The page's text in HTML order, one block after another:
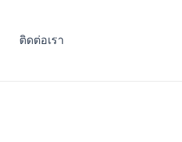
ติดต่อเรา